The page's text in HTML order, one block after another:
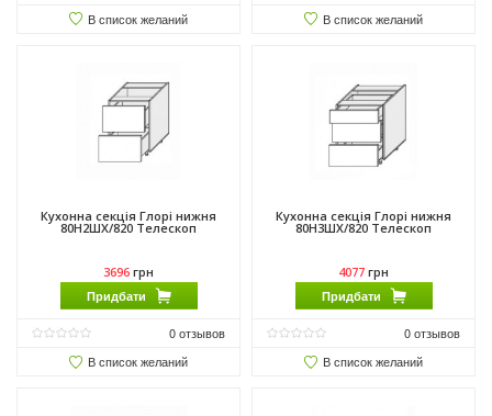
В список желаний
В список желаний
Кухонна секція Глорі нижня
80Н2ШХ/820 Телескоп
3696 грн
Придбати
0отзывов
В список желаний
Кухонна секція Глорі нижня
80Н3ШХ/820 Телескоп
4077 грн
Придбати
0отзывов
В список желаний